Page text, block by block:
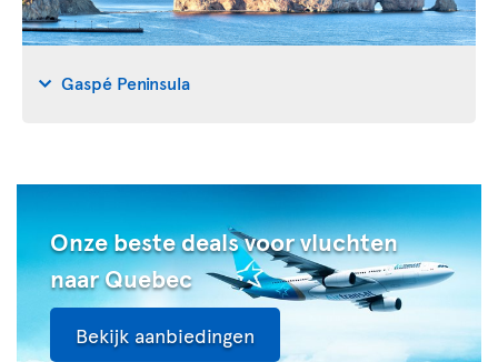
Gaspé Peninsula
Onze beste deals voor vluchten
naar Quebec
Bekijk aanbiedingen